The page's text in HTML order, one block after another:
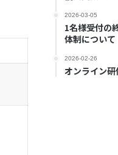
2026-03-05
1名様受付の
体制について
2026-02-26
オンライン